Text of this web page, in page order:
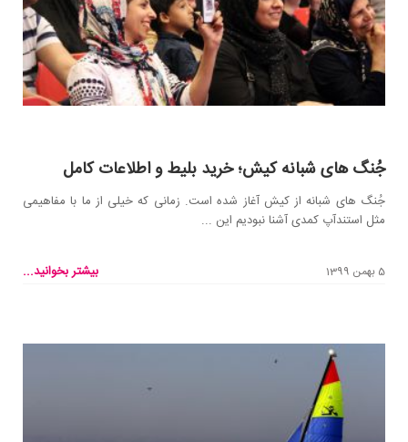
جُنگ های شبانه کیش؛ خرید بلیط و اطلاعات کامل
جُنگ های شبانه از کیش آغاز شده است. زمانی که خیلی از ما با مفاهیمی
مثل استندآپ کمدی آشنا نبودیم این ...
5 بهمن 1399 بیشتر بخوانید...